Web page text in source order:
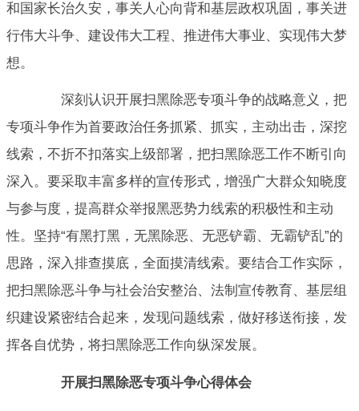
和国家长治久安，事关人心向背和基层政权巩固，事关进
行伟大斗争、建设伟大工程、推进伟大事业、实现伟大梦
想。
深刻认识开展扫黑除恶专项斗争的战略意义，把
专项斗争作为首要政治任务抓紧、抓实，主动出击，深挖
线索，不折不扣落实上级部署，把扫黑除恶工作不断引向
深入。要采取丰富多样的宣传形式，增强广大群众知晓度
与参与度，提高群众举报黑恶势力线索的积极性和主动
性。坚持“有黑打黑，无黑除恶、无恶铲霸、无霸铲乱”的
思路，深入排查摸底，全面摸清线索。要结合工作实际，
把扫黑除恶斗争与社会治安整治、法制宣传教育、基层组
织建设紧密结合起来，发现问题线索，做好移送衔接，发
挥各自优势，将扫黑除恶工作向纵深发展。
开展扫黑除恶专项斗争心得体会